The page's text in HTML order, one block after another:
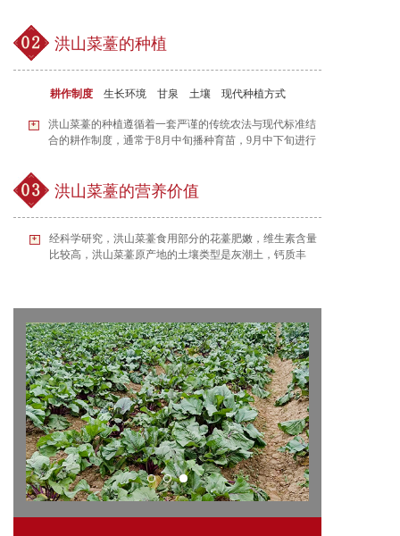
洪山菜薹的种植
耕作制度 生长环境 甘泉 土壤 现代种植方式
洪山菜薹的种植遵循着一套严谨的传统农法与现代标准结
合的耕作制度，通常于8月中旬播种育苗，9月中下旬进行
征。采收期从11月下旬延续到翌年3月上旬，一般在菜薹
金赏味期。此时气候冷凉，昼夜温差大，特别利于菜薹体
内糖分和养分的积累，使其口感达到更佳。
洪山菜薹的营养价值
经科学研究，洪山菜薹食用部分的花薹肥嫩，维生素含量
比较高，洪山菜薹原产地的土壤类型是灰潮土，钙质丰